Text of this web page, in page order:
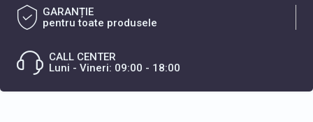
GARANȚIE
pentru toate produsele
CALL CENTER
Luni - Vineri: 09:00 - 18:00